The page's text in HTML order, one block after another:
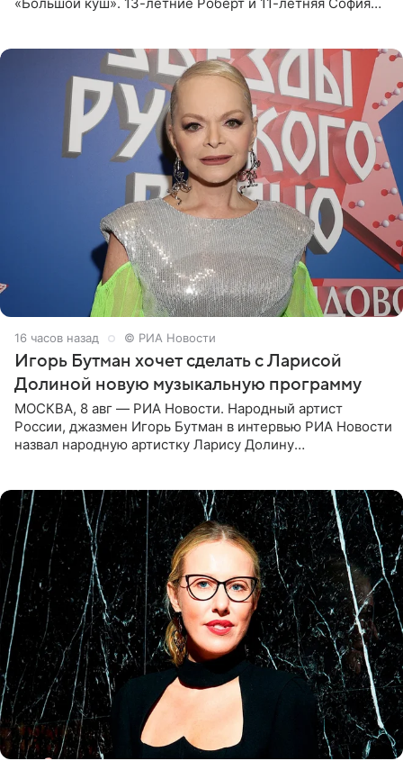
16 часов назад © РИА Новости
Игорь Бутман хочет сделать с Ларисой
Долиной новую музыкальную программу
МОСКВА, 8 авг — РИА Новости. Народный артист
России, джазмен Игорь Бутман в интервью РИА Новости
назвал народную артистку Ларису Долину